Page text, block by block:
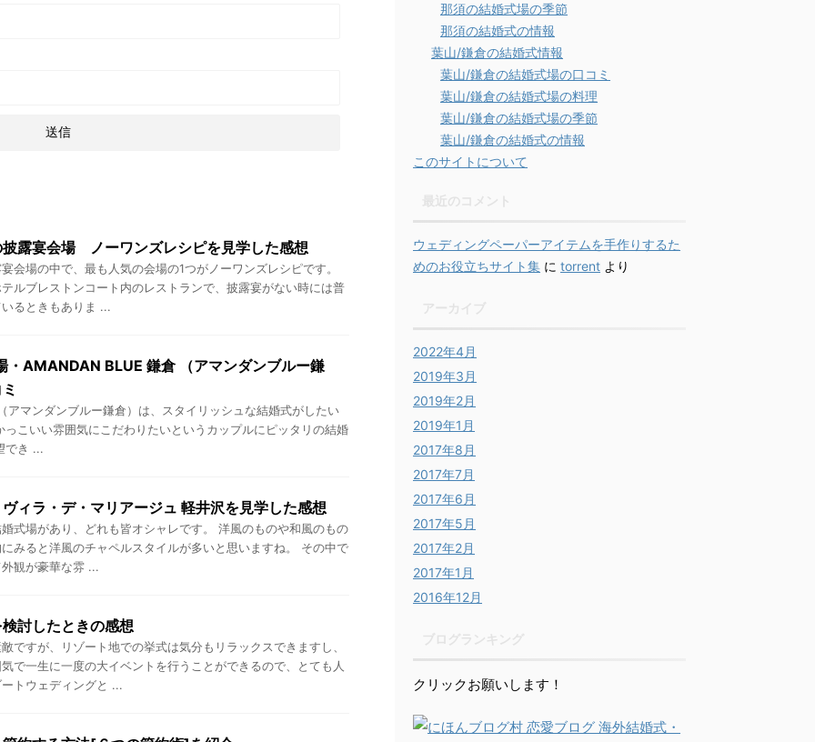
披露宴会場 ノーワンズレシピを見学した感想
会場の中で、最も人気の会場の1つがノーワンズレシピです。
ルブレストンコート内のレストランで、披露宴がない時には普
るときもありま ...
・AMANDAN BLUE 鎌倉 （アマンダンブルー鎌
アマンダンブルー鎌倉）は、スタイリッシュな結婚式がしたい
っこいい雰囲気にこだわりたいというカップルにピッタリの結婚
でき ...
ィラ・デ・マリアージュ 軽井沢を見学した感想
式場があり、どれも皆オシャレです。 洋風のものや和風のもの
みると洋風のチャペルスタイルが多いと思いますね。 その中で
観が豪華な雰 ...
討したときの感想
ですが、リゾート地での挙式は気分もリラックスできますし、
で一生に一度の大イベントを行うことができるので、とても人
トウェディングと ...
那須の結婚式場の季節
那須の結婚式の情報
葉山/鎌倉の結婚式情報
葉山/鎌倉の結婚式場の口コミ
葉山/鎌倉の結婚式場の料理
葉山/鎌倉の結婚式場の季節
葉山/鎌倉の結婚式の情報
このサイトについて
ウェディングペーパーアイテムを手作りするた
めのお役立ちサイト集 に torrent より
2022年4月
2019年3月
2019年2月
2019年1月
2017年8月
2017年7月
2017年6月
2017年5月
2017年2月
2017年1月
2016年12月
クリックお願いします！